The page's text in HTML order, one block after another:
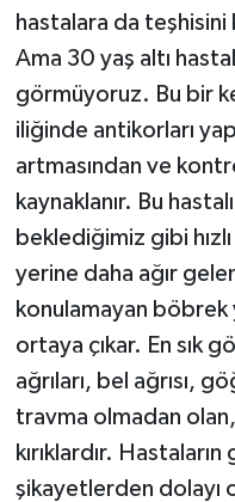
hastalara da
Ama 30 yaş altı
görmüyoruz. Bu bir
iliğinde antikorları
artmasından ve
kaynaklanır. Bu
beklediğimiz gibi
yerine daha ağır
konulamayan böbrek
ortaya çıkar. En sık
ağrıları, bel ağrısı,
travma olmadan
kırıklardır.
şikayetlerden dolayı